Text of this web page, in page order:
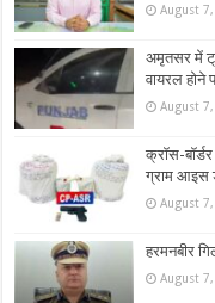
August
अमृतसर में
वायरल होने
August
क्रॉस-
ग्राम आइस
August
हरमनबीर
August